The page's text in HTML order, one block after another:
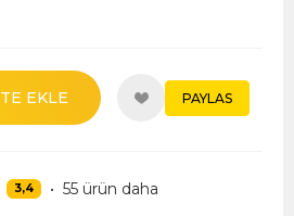
EKLE PAYLAS
3,4 • 55 ürün daha